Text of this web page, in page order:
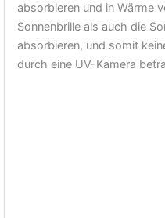
absorbieren und in Wärme
Sonnenbrille als auch die
absorbieren, und somit
durch eine UV-Kamera